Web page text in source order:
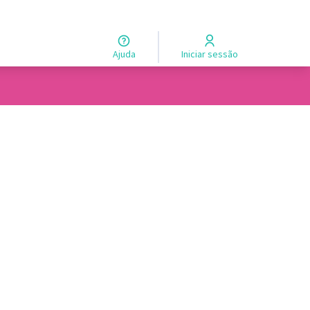
Ajuda Iniciar sessão
de usuários